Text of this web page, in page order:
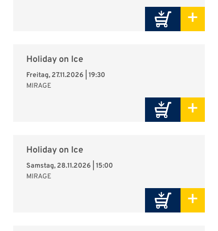
+
Holiday on Ice
Freitag, 27.11.2026 | 19:30
MIRAGE
+
Holiday on Ice
Samstag, 28.11.2026 | 15:00
MIRAGE
+